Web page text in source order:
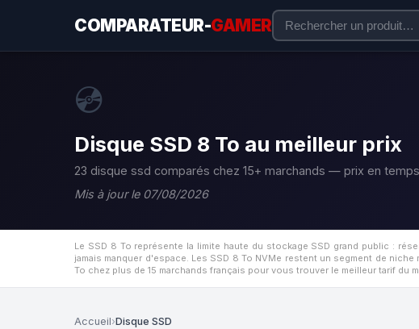
COMPARATEUR-GAMER
💿
Disque SSD 8 To au meilleur prix
23 disque ssd comparés chez 15+ marchands — prix en
Mis à jour le 07/08/2026
Le SSD 8 To représente la limite haute du stockage SSD grand public :
jamais manquer d'espace. Les SSD 8 To NVMe restent un segment de
To chez plus de 15 marchands français pour vous trouver le meilleur tarif du
Accueil›Disque SSD